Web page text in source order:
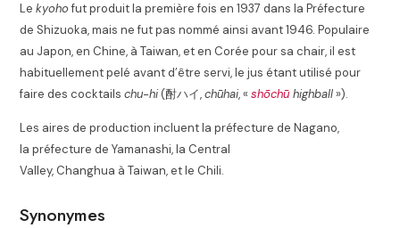
Lekyohofut produit la première fois en 1937 dans la Préfecture
de Shizuoka, mais ne fut pas nommé ainsi avant 1946. Populaire
au Japon, en Chine, à Taiwan, et en Corée pour sa chair, il est
habituellement pelé avant d’être servi, le jus étant utilisé pour
faire des cocktailschu-hi(酎ハイ,chūhai,«shōchū highball »).
Les aires de production incluent la préfecture de Nagano,
la préfecture de Yamanashi, la Central
Valley, Changhua à Taiwan, et le Chili.
Synonymes